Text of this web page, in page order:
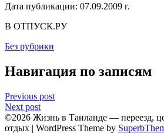
Дата публикации: 07.09.2009 г.
В ОТПУСК.РУ
Без рубрики
Навигация по записям
Previous post
Next post
©2026 Жизнь в Таиланде — переезд,
отдых | WordPress Theme by